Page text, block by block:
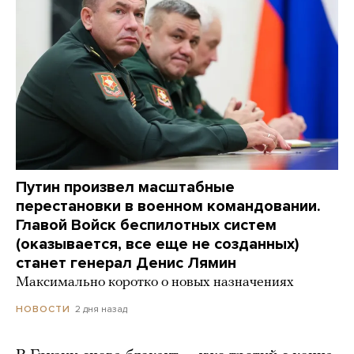
Путин произвел масштабные
перестановки в военном командовании.
Главой Войск беспилотных систем
(оказывается, все еще не созданных)
станет генерал Денис Лямин
Максимально коротко о новых назначениях
НОВОСТИ 2 дня назад